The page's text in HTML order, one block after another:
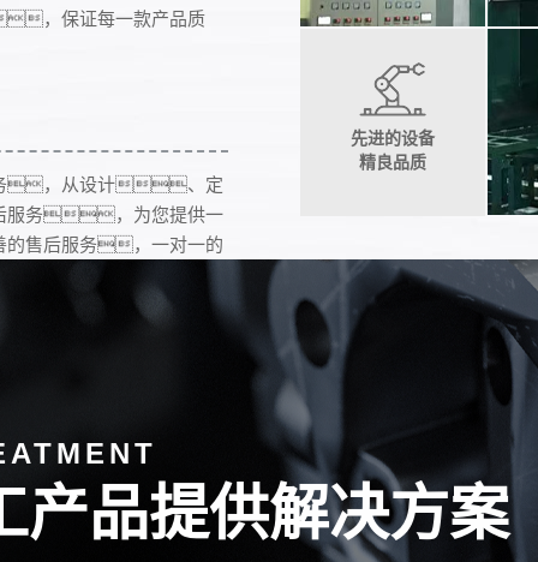
，保证每一款产品质
务，从设计、定
务，为您提供一
售后服务，一对一的
先进的设备
精良品质
产品提供解决方案
19
2020-03